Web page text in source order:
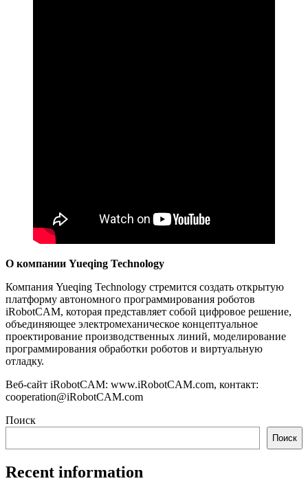
О компании Yueqing Technology
Компания Yueqing Technology стремится создать открытую
платформу автономного программирования роботов
iRobotCAM, которая представляет собой цифровое решение,
объединяющее электромеханическое концептуальное
проектирование производственных линий, моделирование
программирования обработки роботов и виртуальную
отладку.
Веб-сайт iRobotCAM: www.iRobotCAM.com, контакт:
cooperation@iRobotCAM.com
Поиск
Поиск
Recent information